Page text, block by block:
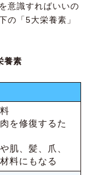
意識すればいいの
の「5大栄養素」
養素
を修復するた
肌、髪、爪、
料にもなる